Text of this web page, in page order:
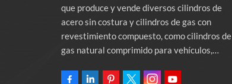
que produce y vende diversos cilindros de
acero sin costura y cilindros de gas con
revestimiento compuesto, como cilindros de
gas natural comprimido para vehículos,
incendios. La empresa se compromete a